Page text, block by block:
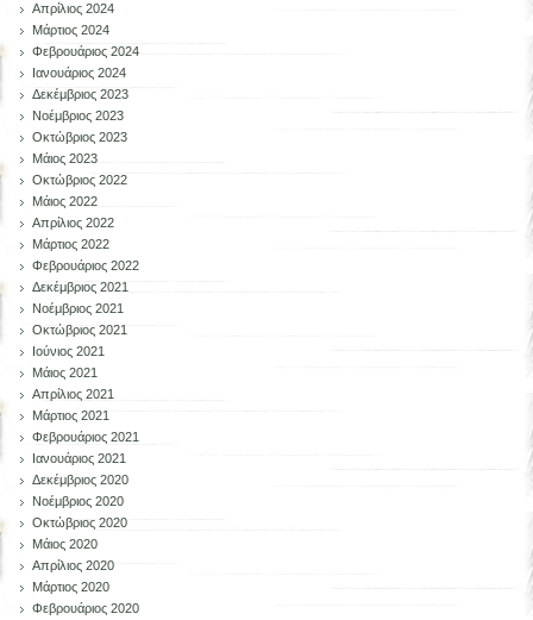
Απρίλιος 2024
Μάρτιος 2024
Φεβρουάριος 2024
Ιανουάριος 2024
Δεκέμβριος 2023
Νοέμβριος 2023
Οκτώβριος 2023
Μάιος 2023
Οκτώβριος 2022
Μάιος 2022
Απρίλιος 2022
Μάρτιος 2022
Φεβρουάριος 2022
Δεκέμβριος 2021
Νοέμβριος 2021
Οκτώβριος 2021
Ιούνιος 2021
Μάιος 2021
Απρίλιος 2021
Μάρτιος 2021
Φεβρουάριος 2021
Ιανουάριος 2021
Δεκέμβριος 2020
Νοέμβριος 2020
Οκτώβριος 2020
Μάιος 2020
Απρίλιος 2020
Μάρτιος 2020
Φεβρουάριος 2020